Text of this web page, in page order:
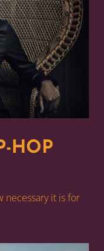
HOP
necessary it is for